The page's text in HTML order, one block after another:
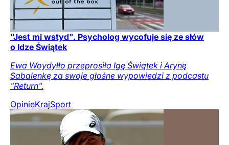
"Jest mi wstyd". Psycholog wycofuje się ze słów
o Idze Świątek
Ewa Woydyłło przeprosiła Igę Świątek i Arynę
Sabalenkę za swoje głośne wypowiedzi z podcastu
"Return".
OpinieKrajSport